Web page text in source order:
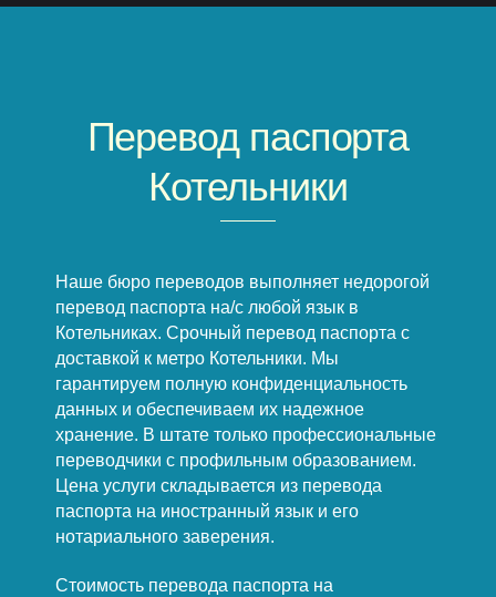
Перевод паспорта
Котельники
Наше бюро переводов выполняет недорогой
перевод паспорта на/с любой язык в
Котельниках. Срочный перевод паспорта с
доставкой к метро Котельники. Мы
гарантируем полную конфиденциальность
данных и обеспечиваем их надежное
хранение. В штате только профессиональные
переводчики с профильным образованием.
Цена услуги складывается из перевода
паспорта на иностранный язык и его
нотариального заверения.
Стоимость перевода паспорта на